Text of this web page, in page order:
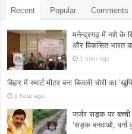
Recent Popular Comments
मनेन्द्रगढ़ में नशे के
और विकसित भारत
1 hour ago
बिहार में स्मार्ट मीटर बना बिजली चोरी का
1 hour ago
जर्जर सड़क पर बच्ची
‘सड़क बनवाओ, वर्ना